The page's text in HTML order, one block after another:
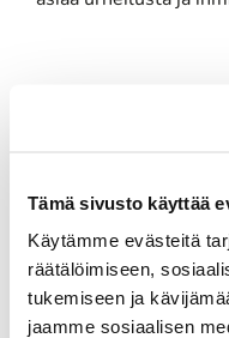
Tämä sivusto käyttää
Käytämme evästeitä
räätälöimiseen,
tukemiseen ja
jaamme sosiaalisen
PGK:n Oliver
04.08.
Ilmoittaudu heti!
​​​​​​​Senioreiden